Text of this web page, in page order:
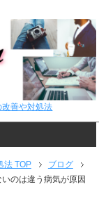
善や対処法
法 TOP
ブログ
のは違う病気が原因